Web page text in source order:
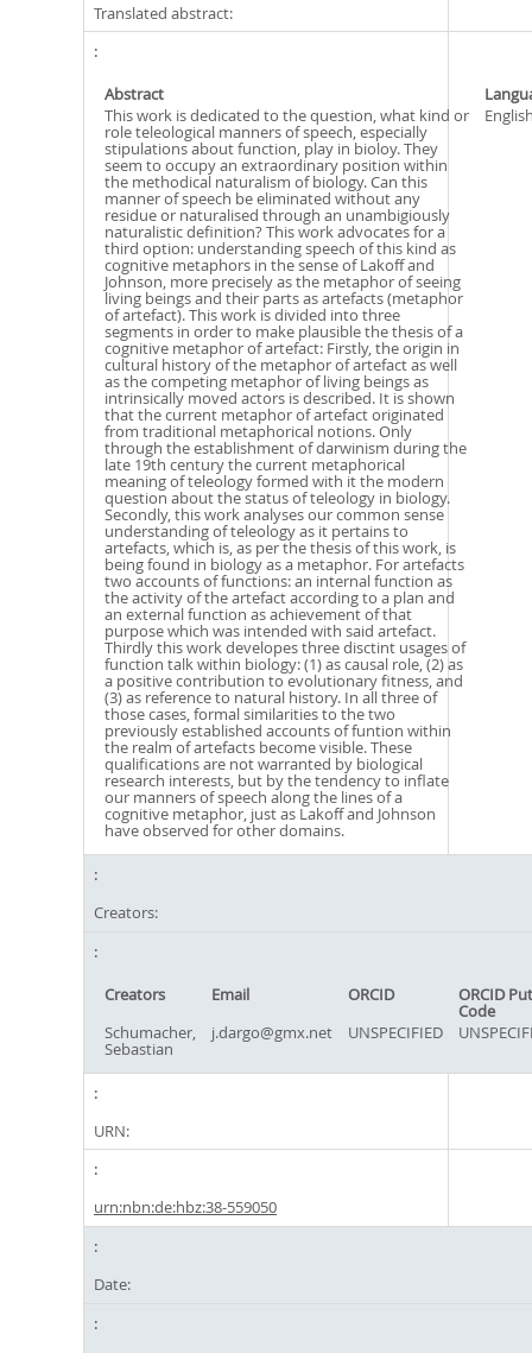
Translated abstract:
Abstract
This work is dedicated to the question, what kind or
role teleological manners of speech, especially
stipulations about function, play in bioloy. They
seem to occupy an extraordinary position within
the methodical naturalism of biology. Can this
manner of speech be eliminated without any
residue or naturalised through an unambigiously
naturalistic definition? This work advocates for a
third option: understanding speech of this kind as
cognitive metaphors in the sense of Lakoff and
Johnson, more precisely as the metaphor of seeing
living beings and their parts as artefacts (metaphor
of artefact). This work is divided into three
segments in order to make plausible the thesis of a
cognitive metaphor of artefact: Firstly, the origin in
cultural history of the metaphor of artefact as well
as the competing metaphor of living beings as
intrinsically moved actors is described. It is shown
that the current metaphor of artefact originated
from traditional metaphorical notions. Only
through the establishment of darwinism during the
late 19th century the current metaphorical
meaning of teleology formed with it the modern
question about the status of teleology in biology.
Secondly, this work analyses our common sense
understanding of teleology as it pertains to
artefacts, which is, as per the thesis of this work, is
being found in biology as a metaphor. For artefacts
two accounts of functions: an internal function as
the activity of the artefact according to a plan and
an external function as achievement of that
purpose which was intended with said artefact.
Thirdly this work developes three disctint usages of
function talk within biology: (1) as causal role, (2) as
a positive contribution to evolutionary fitness, and
(3) as reference to natural history. In all three of
those cases, formal similarities to the two
previously established accounts of funtion within
the realm of artefacts become visible. These
qualifications are not warranted by biological
research interests, but by the tendency to inflate
our manners of speech along the lines of a
cognitive metaphor, just as Lakoff and Johnson
have observed for other domains.
Creators:
Creators Email ORCID ORCID Put
Code
Schumacher,
Sebastian
j.dargo@gmx.net UNSPECIFIED
URN:
urn:nbn:de:hbz:38-559050
Date: